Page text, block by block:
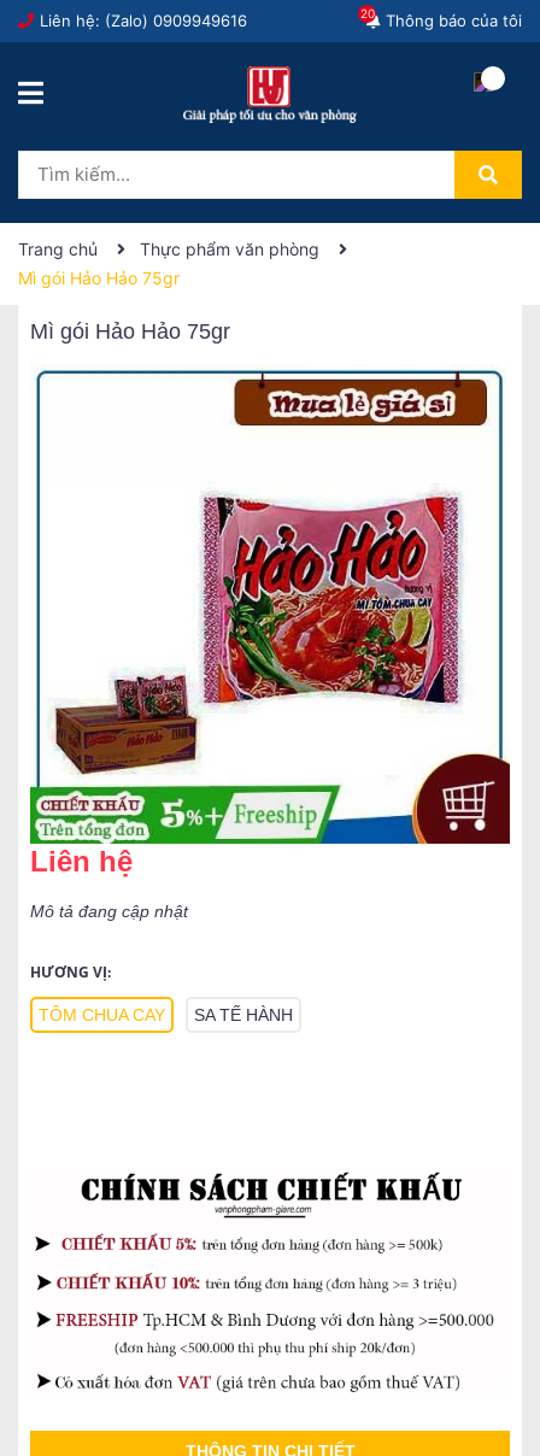
Liên hệ: (Zalo) 0909949616 Thông báo của tôi
20
Trang chủ
Thực phẩm văn phòng
Mì gói Hảo Hảo 75gr
Mì gói Hảo Hảo 75gr
Liên hệ
Mô tả đang cập nhật
HƯƠNG VỊ:
TÔM CHUA CAY SA TẾ HÀNH
THÔNG TIN CHI TIẾT